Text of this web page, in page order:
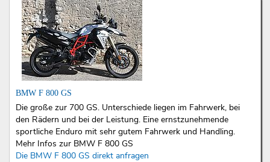
BMW F 800 GS
Die große zur 700 GS. Unterschiede liegen im Fahrwerk, bei
den Rädern und bei der Leistung. Eine ernstzunehmende
sportliche Enduro mit sehr gutem Fahrwerk und Handling.
Mehr Infos zur BMW F 800 GS
Die BMW F 800 GS direkt anfragen